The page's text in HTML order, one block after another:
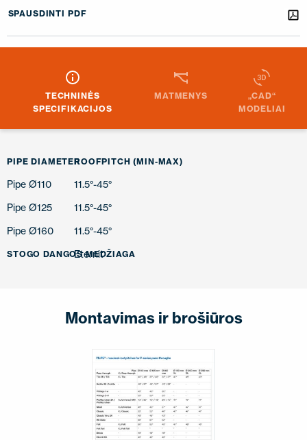
SPAUSDINTI PDF
TECHNINĖS
SPECIFIKACIJOS
MATMENYS
„CAD“
MODELIAI
PIPE DIAMETERROOFPITCH (MIN-MAX)
Pipe Ø110
11.5°-45°
Pipe Ø125
11.5°-45°
Pipe Ø160
11.5°-45°
STOGO DANGOS MEDŽIAGA
Eternit
Montavimas ir brošiūros